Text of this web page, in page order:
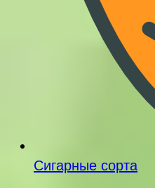
Сигарные сорта